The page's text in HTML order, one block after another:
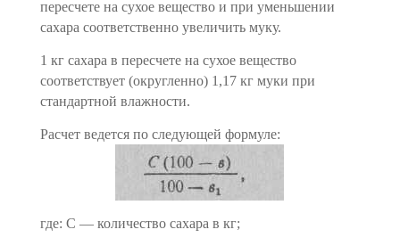
пересчете на сухое вещество и при уменьшении
сахара соответственно увели­чить муку.
1 кг сахара в пересчете на сухое вещество
соответствует (округленно) 1,17 кг муки при
стандартной влажности.
Расчет ведется по следующей формуле:
где: С — количество сахара в кг;